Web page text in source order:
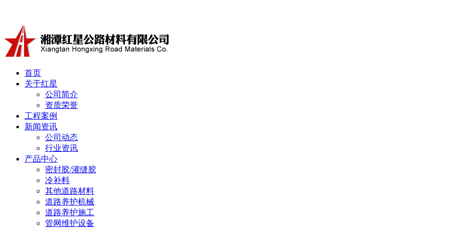
首页
关于红星
公司简介
资质荣誉
工程案例
新闻资讯
公司动态
行业资讯
产品中心
密封胶/灌缝胶
冷补料
其他道路材料
道路养护机械
道路养护施工
管网维护设备